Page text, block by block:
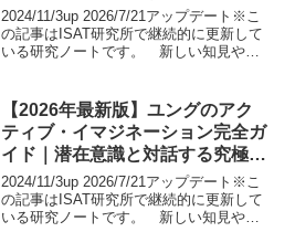
の秘儀
2024/11/3up 2026/7/21アップデート※こ
の記事はISAT研究所で継続的に更新して
いる研究ノートです。 新しい知見や実
なユング心理学を絵本タッチでわかり
や...
【2026年最新版】ユングのアク
ティブ・イマジネーション完全ガ
イド｜潜在意識と対話する究極の
技法
2024/11/3up 2026/7/21アップデート※こ
の記事はISAT研究所で継続的に更新して
いる研究ノートです。 新しい知見や実